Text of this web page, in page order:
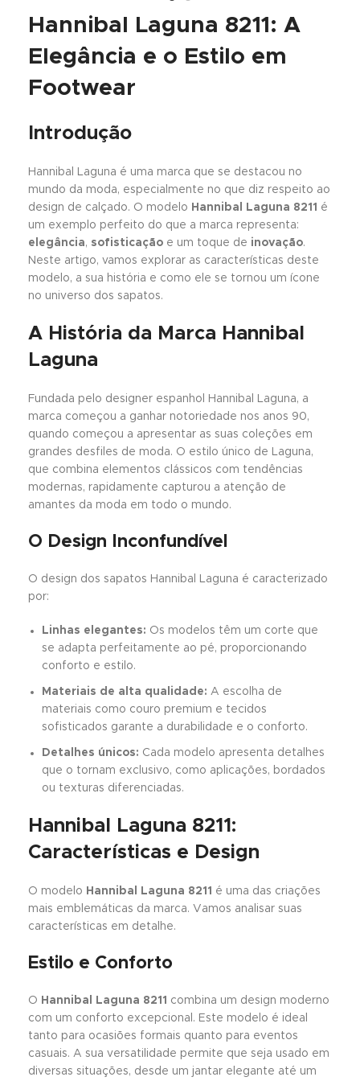
Hannibal Laguna 8211: A
Elegância e o Estilo em
Footwear
Introdução
Hannibal Laguna é uma marca que se destacou no
mundo da moda, especialmente no que diz respeito ao
design de calçado. O modelo Hannibal Laguna 8211 é
um exemplo perfeito do que a marca representa:
elegância, sofisticação e um toque de inovação.
Neste artigo, vamos explorar as características deste
modelo, a sua história e como ele se tornou um ícone
no universo dos sapatos.
A História da Marca Hannibal
Laguna
Fundada pelo designer espanhol Hannibal Laguna, a
marca começou a ganhar notoriedade nos anos 90,
quando começou a apresentar as suas coleções em
grandes desfiles de moda. O estilo único de Laguna,
que combina elementos clássicos com tendências
modernas, rapidamente capturou a atenção de
amantes da moda em todo o mundo.
O Design Inconfundível
O design dos sapatos Hannibal Laguna é caracterizado
por:
Linhas elegantes: Os modelos têm um corte que
se adapta perfeitamente ao pé, proporcionando
conforto e estilo.
Materiais de alta qualidade: A escolha de
materiais como couro premium e tecidos
sofisticados garante a durabilidade e o conforto.
Detalhes únicos: Cada modelo apresenta detalhes
que o tornam exclusivo, como aplicações, bordados
ou texturas diferenciadas.
Hannibal Laguna 8211:
Características e Design
O modelo Hannibal Laguna 8211 é uma das criações
mais emblemáticas da marca. Vamos analisar suas
características em detalhe.
Estilo e Conforto
O Hannibal Laguna 8211 combina um design moderno
com um conforto excepcional. Este modelo é ideal
tanto para ocasiões formais quanto para eventos
casuais. A sua versatilidade permite que seja usado em
diversas situações, desde um jantar elegante até um